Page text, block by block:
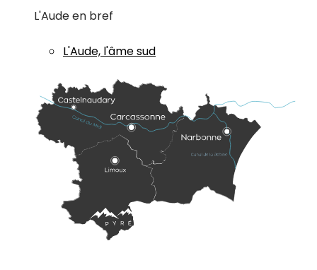
L'Aude en bref
L'Aude, l'âme sud